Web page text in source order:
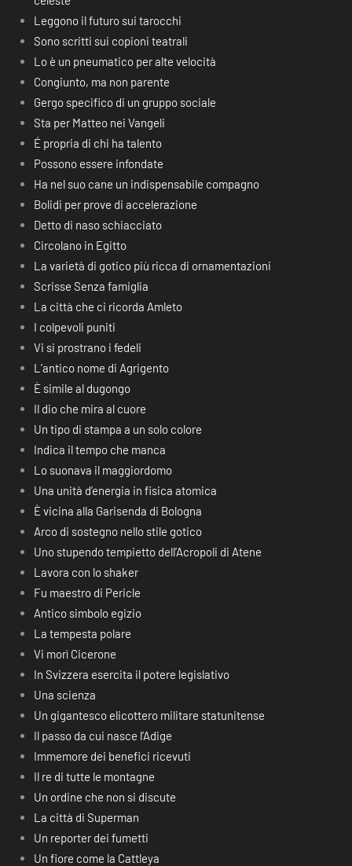
Leggono il futuro sui tarocchi
Sono scritti sui copioni teatrali
Lo è un pneumatico per alte velocità
Congiunto, ma non parente
Gergo specifico di un gruppo sociale
Sta per Matteo nei Vangeli
É propria di chi ha talento
Possono essere infondate
Ha nel suo cane un indispensabile compagno
Bolidi per prove di accelerazione
Detto di naso schiacciato
Circolano in Egitto
La varietà di gotico più ricca di ornamentazioni
Scrisse Senza famiglia
La città che ci ricorda Amleto
I colpevoli puniti
Vi si prostrano i fedeli
L’antico nome di Agrigento
È simile al dugongo
Il dio che mira al cuore
Un tipo di stampa a un solo colore
Indica il tempo che manca
Lo suonava il maggiordomo
Una unità d’energia in fisica atomica
È vicina alla Garisenda di Bologna
Arco di sostegno nello stile gotico
Uno stupendo tempietto dell’Acropoli di Atene
Lavora con lo shaker
Fu maestro di Pericle
Antico simbolo egizio
La tempesta polare
Vi morì Cicerone
In Svizzera esercita il potere legislativo
Una scienza
Un gigantesco elicottero militare statunitense
Il passo da cui nasce l’Adige
Immemore dei benefici ricevuti
Il re di tutte le montagne
Un ordine che non si discute
La città di Superman
Un reporter dei fumetti
Un fiore come la Cattleya